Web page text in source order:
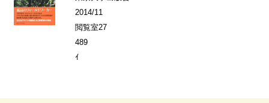
2014/11
閲覧室27
489
ｲ